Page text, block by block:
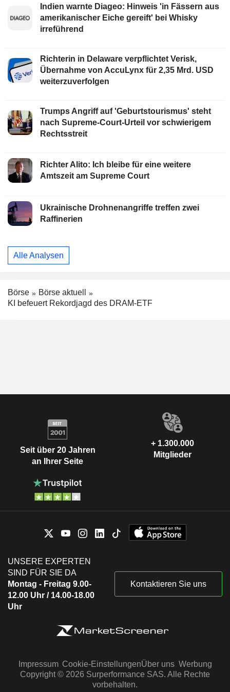
Indien warnte Diageo: Hinweis 'in Fässern aus
amerikanischer Eiche gereift' bei Whisky
irreführend
Richterin in Delaware verpflichtet Verisk,
Übernahme von AccuLynx für 2,35 Mrd. USD
weiterzuverfolgen
Trumps Angriff auf 'Geburtstourismus' steht
nach Supreme-Court-Urteil vor schwierigem
Rechtsstreit
Richter Alito: Ich bleibe für eine weitere
Amtszeit am Supreme Court
Ukrainische Drohnenangriffe treffen zwei
Raffinerien
Alle Analysen
Börse
Börse aktuell
KI befeuert Rekordjagd des DRAM-ETF
Seit über 20 Jahren
an Ihrer Seite
+ 1.300.000
Mitglieder
UNSERE EXPERTEN
SIND FÜR SIE DA
Montag - Freitag 9.00-
12.00 Uhr / 14.00-18.00
Uhr
Kontaktieren Sie uns
Impressum Cookie-EinstellungenÜber uns Werbung
Copyright © 2026 Surperformance SAS. Alle Rechte
vorbehalten.